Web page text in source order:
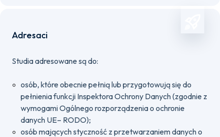
Adresaci
Studia adresowane są do:
osób, które obecnie pełnią lub przygotowują się do
pełnienia funkcji Inspektora Ochrony Danych (zgodnie z
wymogami Ogólnego rozporządzenia o ochronie
danych UE– RODO);
osób mających styczność z przetwarzaniem danych o